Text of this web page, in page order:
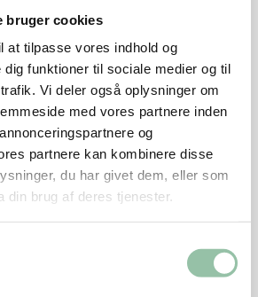
bruger cookies
at tilpasse vores indhold og
dig funktioner til sociale medier og til
Vi deler også oplysninger om
med vores partnere inden
og
partnere kan kombinere disse
du har givet dem, eller som
din brug af deres tjenester.
i gryde